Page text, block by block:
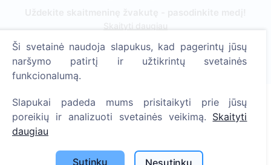
Skaityti daugiau
Pasodinta medžių
1390
Informacija
Ši svetainė naudoja slapukus, kad pagerintų jūsų
naršymo patirtį ir užtikrintų svetainės
funkcionalumą.
Slapukai padeda mums prisitaikyti prie jūsų
poreikių ir analizuoti svetainės veikimą. Skaityti
daugiau
Sutinku Nesutinku